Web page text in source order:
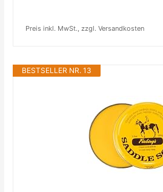
Preis inkl. MwSt., zzgl. Versandkosten
BESTSELLER NR. 13